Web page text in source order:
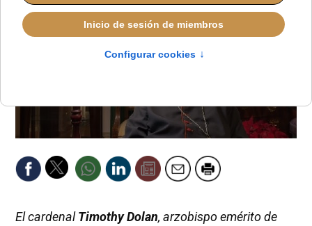
El cardenalTimothy Dolan, arzobispo emérito de